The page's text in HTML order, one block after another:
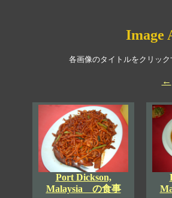
Image
各画像のタイトルをクリッ
←
Port Dickson,
Malaysia の食事